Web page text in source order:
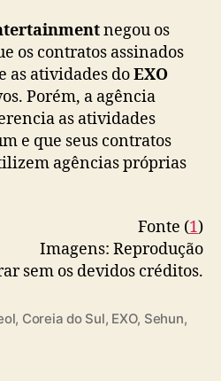
a
í
d
a
d
e
S
e
C
h
n
negou os
os contratos assinados
as atividades doEXO
Porém, a agência
as atividades
e que seus contratos
agências próprias
Fonte (1)
Imagens: Reprodução
sem os devidos créditos.
, Coreia do Sul, EXO, Sehun,